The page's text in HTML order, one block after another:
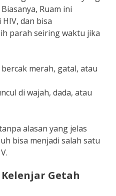
Ruam ini
dan bisa
parah seiring waktu jika
merah, gatal, atau
di wajah, dada, atau
alasan yang jelas
bisa menjadi salah satu
Getah